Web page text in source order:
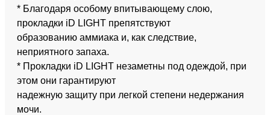
* Благодаря особому впитывающему слою,
прокладки iD LIGHT препятствуют
образованию аммиака и, как следствие,
неприятного запаха.
* Прокладки iD LIGHT незаметны под одеждой, при
этом они гарантируют
надежную защиту при легкой степени недержания
мочи.